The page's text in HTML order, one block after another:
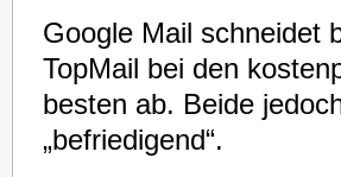
Google Mail schneidet
TopMail bei den
besten ab. Beide
„befriedigend“.